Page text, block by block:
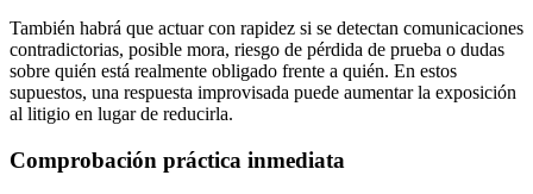
También habrá que actuar con rapidez si se detectan comunicaciones
contradictorias, posible mora, riesgo de pérdida de prueba o dudas
sobre quién está realmente obligado frente a quién. En estos
supuestos, una respuesta improvisada puede aumentar la exposición
al litigio en lugar de reducirla.
Comprobación práctica inmediata